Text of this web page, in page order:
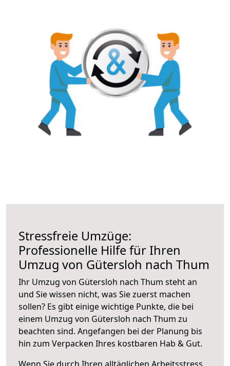
Stressfreie Umzüge:
Professionelle Hilfe für Ihren
Umzug von Gütersloh nach Thum
Ihr Umzug von Gütersloh nach Thum steht an
und Sie wissen nicht, was Sie zuerst machen
sollen? Es gibt einige wichtige Punkte, die bei
einem Umzug von Gütersloh nach Thum zu
beachten sind. Angefangen bei der Planung bis
hin zum Verpacken Ihres kostbaren Hab & Gut.